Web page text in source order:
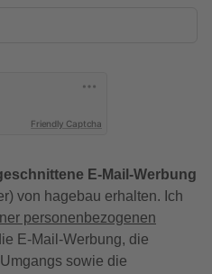
Friendly Captcha
E-Mail-Werbung
von hagebau erhalten. Ich
personenbezogenen
E-Mail-Werbung, die
sowie die